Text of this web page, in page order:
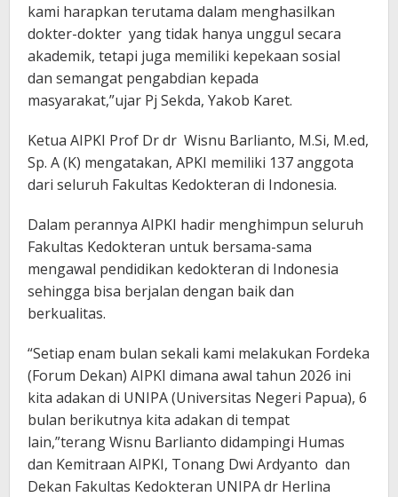
kami harapkan terutama dalam menghasilkan
dokter-dokter yang tidak hanya unggul secara
akademik, tetapi juga memiliki kepekaan sosial
dan semangat pengabdian kepada
masyarakat,”ujar Pj Sekda, Yakob Karet.
Ketua AIPKI Prof Dr dr Wisnu Barlianto, M.Si, M.ed,
Sp. A (K) mengatakan, APKI memiliki 137 anggota
dari seluruh Fakultas Kedokteran di Indonesia.
Dalam perannya AIPKI hadir menghimpun seluruh
Fakultas Kedokteran untuk bersama-sama
mengawal pendidikan kedokteran di Indonesia
sehingga bisa berjalan dengan baik dan
berkualitas.
“Setiap enam bulan sekali kami melakukan Fordeka
(Forum Dekan) AIPKI dimana awal tahun 2026 ini
kita adakan di UNIPA (Universitas Negeri Papua), 6
bulan berikutnya kita adakan di tempat
lain,”terang Wisnu Barlianto didampingi Humas
dan Kemitraan AIPKI, Tonang Dwi Ardyanto dan
Dekan Fakultas Kedokteran UNIPA dr Herlina